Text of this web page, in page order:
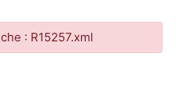
: R15257.xml